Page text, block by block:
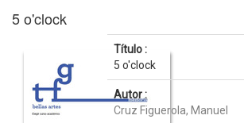
5 o'clock
Título :
5 o'clock
Autor :
Cruz Figuerola, Manuel